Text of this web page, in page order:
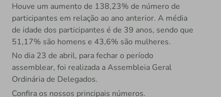
Houve um aumento de 138,23% de número de
participantes em relação ao ano anterior. A média
de idade dos participantes é de 39 anos, sendo que
51,17% são homens e 43,6% são mulheres.
No dia 23 de abril, para fechar o período
assemblear, foi realizada a Assembleia Geral
Ordinária de Delegados.
Confira os nossos principais números.